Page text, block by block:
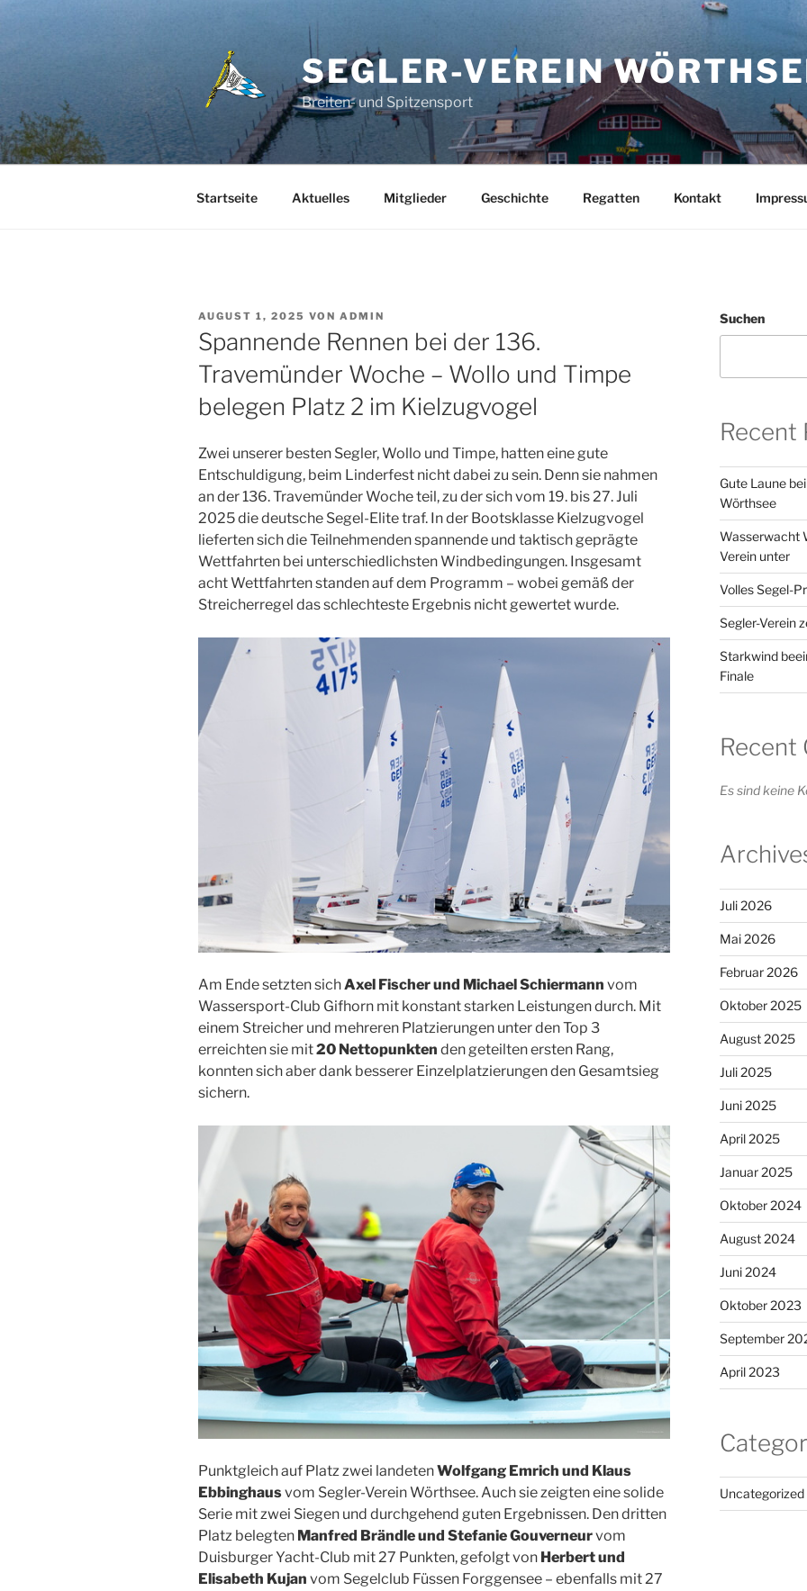
SEGLER-VEREIN
Breiten- und Spitzensport
Startseite Aktuelles Mitglieder Geschichte Regatten Kontakt
VERÖFFENTLICHT
AM
AUGUST 1, 2025 VON ADMIN
Spannende Rennen bei der 136.
Travemünder Woche – Wollo und Timpe
belegen Platz 2 im Kielzugvogel
Zwei unserer besten Segler, Wollo und Timpe, hatten eine gute
Entschuldigung, beim Linderfest nicht dabei zu sein. Denn sie nahmen
an der 136. Travemünder Woche teil, zu der sich vom 19. bis 27. Juli
2025 die deutsche Segel-Elite traf. In der Bootsklasse Kielzugvogel
lieferten sich die Teilnehmenden spannende und taktisch geprägte
Wettfahrten bei unterschiedlichsten Windbedingungen. Insgesamt
acht Wettfahrten standen auf dem Programm – wobei gemäß der
Streicherregel das schlechteste Ergebnis nicht gewertet wurde.
Am Ende setzten sichAxel Fischer und Michael Schiermann vom
Wassersport-Club Gifhorn mit konstant starken Leistungen durch. Mit
einem Streicher und mehreren Platzierungen unter den Top 3
erreichten sie mit20 Nettopunkten den geteilten ersten Rang,
konnten sich aber dank besserer Einzelplatzierungen den Gesamtsieg
sichern.
Punktgleich auf Platz zwei landetenWolfgang Emrich und Klaus
Ebbinghausvom Segler-Verein Wörthsee. Auch sie zeigten eine solide
Serie mit zwei Siegen und durchgehend guten Ergebnissen. Den dritten
Platz belegten Manfred Brändle und Stefanie Gouverneurvom
Duisburger Yacht-Club mit 27 Punkten, gefolgt von Herbert und
Elisabeth Kujan vom Segelclub Füssen Forggensee – ebenfalls mit 27
Suchen
Recent
Gute Laune
Wörthsee
Wasserwacht
Verein unter
Volles Segel-
Segler-Verein
Starkwind
Finale
Recent
Es sind keine
Juli 2026
Mai 2026
Februar 2026
Oktober 2025
August 2025
Juli 2025
Juni 2025
April 2025
Januar 2025
Oktober 2024
August 2024
Juni 2024
Oktober 2023
September
April 2023
Uncategorized